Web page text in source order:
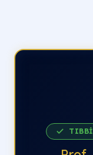
TIBBİ